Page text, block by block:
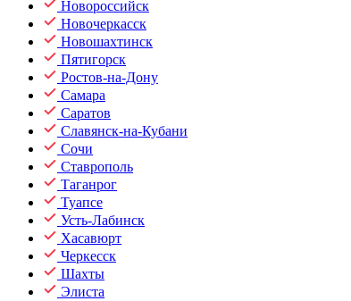
Новороссийск
Новочеркасск
Новошахтинск
Пятигорск
Ростов-на-Дону
Самара
Саратов
Славянск-на-Кубани
Сочи
Ставрополь
Таганрог
Туапсе
Усть-Лабинск
Хасавюрт
Черкесск
Шахты
Элиста